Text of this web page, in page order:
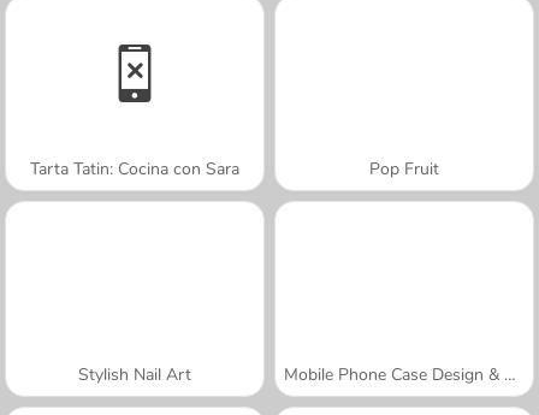
Tarta Tatin: Cocina con Sara Pop Fruit
Stylish Nail Art Mobile Phone Case Design & DIY